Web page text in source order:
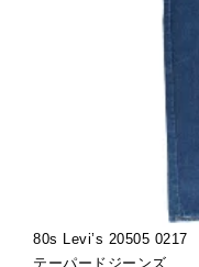
80s Levi’s 20505 0217
テーパードジーンズ